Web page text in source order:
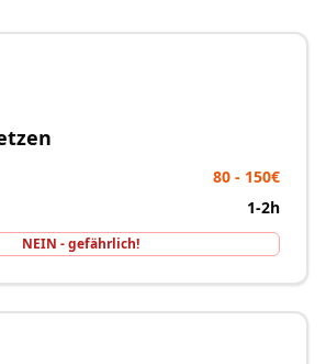
80 - 150€
1-2h
NEIN - gefährlich!